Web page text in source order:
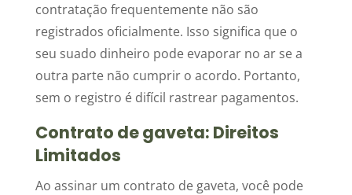
contratação frequentemente não são
registrados oficialmente. Isso significa que o
seu suado dinheiro pode evaporar no ar se a
outra parte não cumprir o acordo. Portanto,
sem o registro é difícil rastrear pagamentos.
Contrato de gaveta: Direitos
Limitados
Ao assinar um contrato de gaveta, você pode